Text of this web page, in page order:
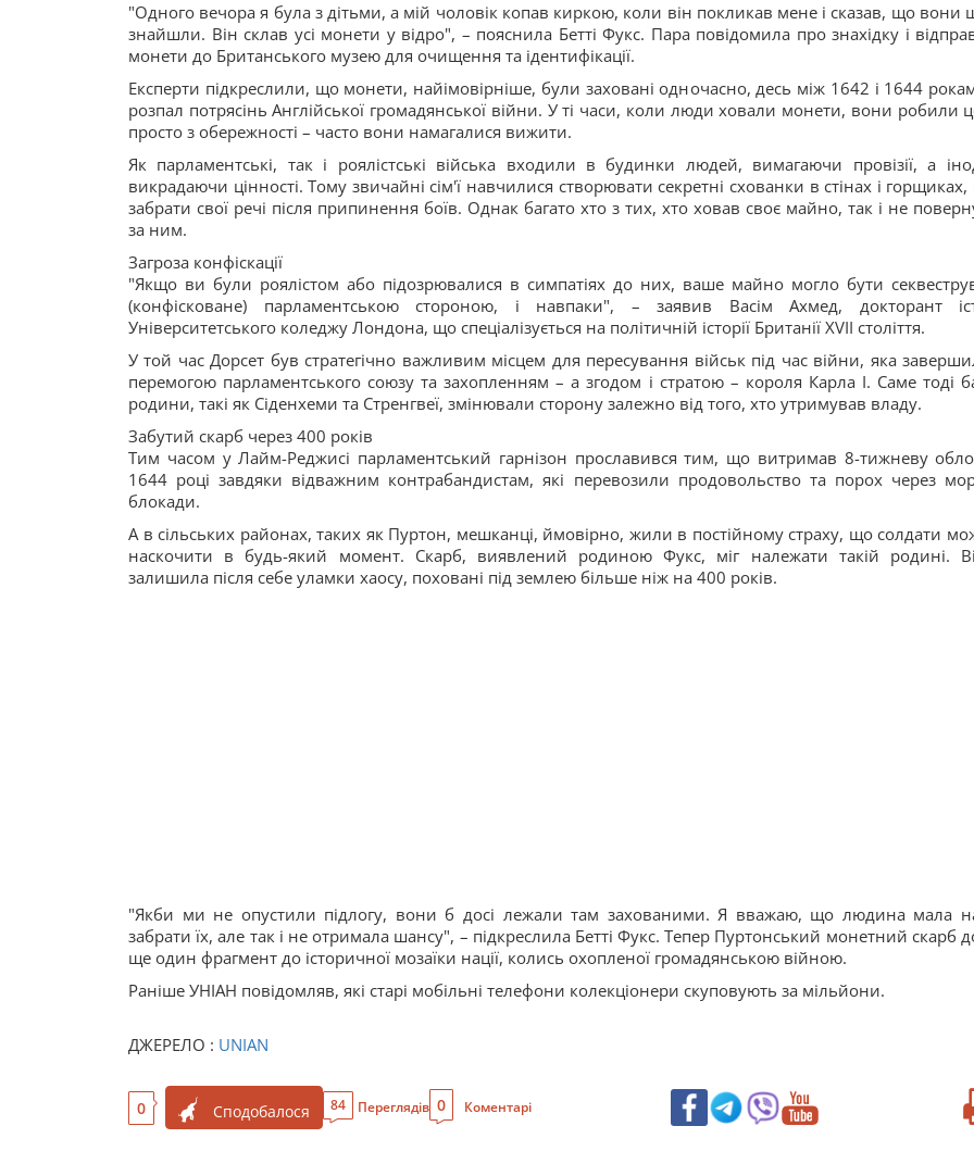
"Одного вечора я була з дітьми, а мій чоловік копав киркою, коли він покликав мене і сказав, що вони
знайшли. Він склав усі монети у відро", – пояснила Бетті Фукс. Пара повідомила про знахідку і
монети до Британського музею для очищення та ідентифікації.
Експерти підкреслили, що монети, найімовірніше, були заховані одночасно, десь між 1642 і 1644
розпал потрясінь Англійської громадянської війни. У ті часи, коли люди ховали монети, вони робили
просто з обережності – часто вони намагалися вижити.
Як парламентські, так і роялістські війська входили в будинки людей, вимагаючи провізії, а
викрадаючи цінності. Тому звичайні сім'ї навчилися створювати секретні схованки в стінах і
забрати свої речі після припинення боїв. Однак багато хто з тих, хто ховав своє майно, так і не
за ним.
Загроза конфіскації
"Якщо ви були роялістом або підозрювалися в симпатіях до них, ваше майно могло бути
(конфісковане) парламентською стороною, і навпаки", – заявив Васім Ахмед, докторант
Університетського коледжу Лондона, що спеціалізується на політичній історії Британії XVII століття.
У той час Дорсет був стратегічно важливим місцем для пересування військ під час війни, яка
перемогою парламентського союзу та захопленням – а згодом і стратою – короля Карла I. Саме тоді
родини, такі як Сіденхеми та Стренгвеї, змінювали сторону залежно від того, хто утримував владу.
Забутий скарб через 400 років
Тим часом у Лайм-Реджисі парламентський гарнізон прославився тим, що витримав 8-тижневу
1644 році завдяки відважним контрабандистам, які перевозили продовольство та порох через
блокади.
А в сільських районах, таких як Пуртон, мешканці, ймовірно, жили в постійному страху, що солдати
наскочити в будь-який момент. Скарб, виявлений родиною Фукс, міг належати такій родині.
залишила після себе уламки хаосу, поховані під землею більше ніж на 400 років.
"Якби ми не опустили підлогу, вони б досі лежали там захованими. Я вважаю, що людина мала
забрати їх, але так і не отримала шансу", – підкреслила Бетті Фукс. Тепер Пуртонський монетний скарб
ще один фрагмент до історичної мозаїки нації, колись охопленої громадянською війною.
Раніше УНІАН повідомляв, які старі мобільні телефони колекціонери скуповують за мільйони.
ДЖЕРЕЛО : UNIAN
0 Сподобалося 84 Переглядів 0 Коментарі